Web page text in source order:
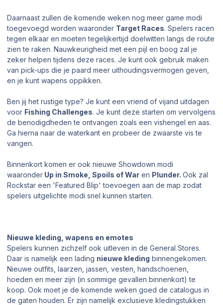
Daarnaast zullen de komende weken nog meer game modi
toegevoegd worden waaronder Target Races. Spelers racen
tegen elkaar en moeten tegelijkertijd doelwitten langs de route
zien te raken. Nauwkeurigheid met een pijl en boog zal je
zeker helpen tijdens deze races. Je kunt ook gebruik maken
van pick-ups die je paard meer uithoudingsvermogen geven,
en je kunt wapens oppikken.
Ben jij het rustige type? Je kunt een vriend of vijand uitdagen
voor Fishing Challenges. Je kunt deze starten om vervolgens
de benodigdheden te ontvangen zoals een vishengel en aas.
Ga hierna naar de waterkant en probeer de zwaarste vis te
vangen.
Binnenkort komen er ook nieuwe Showdown modi
waaronder Up in Smoke, Spoils of War en Plunder. Ook zal
Rockstar een 'Featured Blip' toevoegen aan de map zodat
spelers uitgelichte modi snel kunnen starten.
Nieuwe kleding, wapens en emotes
Spelers kunnen zichzelf ook uitleven in de General Stores.
Daar is namelijk een lading nieuwe kleding binnengekomen.
Nieuwe outfits, laarzen, jassen, vesten, handschoenen,
hoeden en meer zijn (in sommige gevallen binnenkort) te
koop. Ook moet je de komende weken goed de catalogus in
de gaten houden. Er zijn namelijk exclusieve kledingstukken